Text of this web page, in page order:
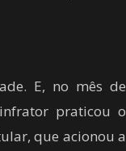
E, no mês de
praticou o
que acionou a